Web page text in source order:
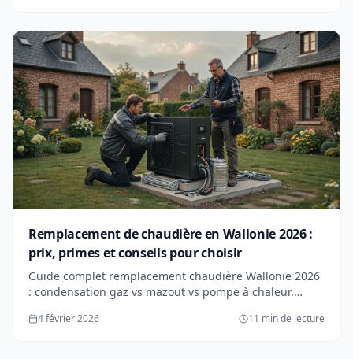
Remplacement de chaudière en Wallonie 2026 :
prix, primes et conseils pour choisir
Guide complet remplacement chaudière Wallonie 2026
: condensation gaz vs mazout vs pompe à chaleur.
4 février 2026 11 min de lecture